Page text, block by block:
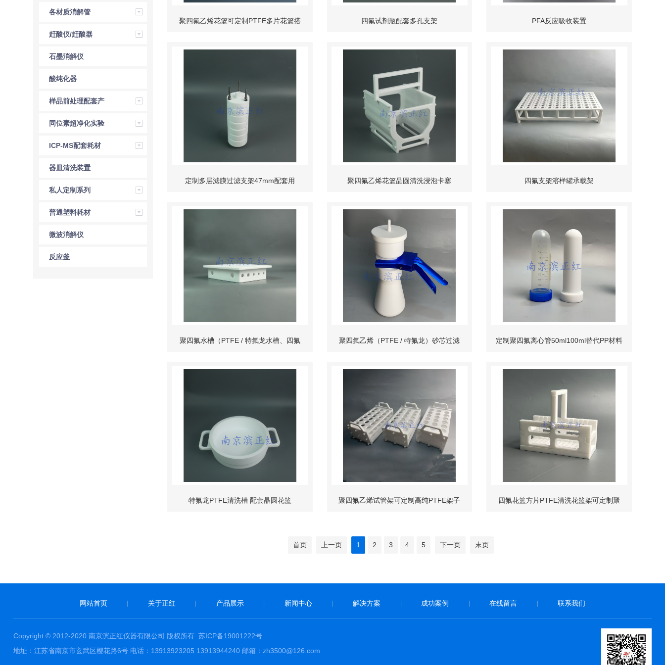
波消解仪内罐
各材质消解管
赶酸仪/赶酸器
石墨消解仪
酸纯化器
样品前处理配套产
品
同位素超净化实验
室服务方案
ICP-MS配套耗材
器皿清洗装置
私人定制系列
普通塑料耗材
微波消解仪
反应釜
聚四氟乙烯花篮可定制PTFE多片花篮搭 四氟试剂瓶配套多孔支架 PFA反应吸收装置
定制多层滤膜过滤支架47mm配套用 聚四氟乙烯花篮晶圆清洗浸泡卡塞 四氟支架溶样罐承载架
聚四氟水槽（PTFE / 特氟龙水槽、四氟 聚四氟乙烯（PTFE / 特氟龙）砂芯过滤 定制聚四氟离心管50ml100ml替代PP材料
特氟龙PTFE清洗槽 配套晶圆花篮 聚四氟乙烯试管架可定制高纯PTFE架子 四氟花篮方片PTFE清洗花篮架可定制聚
首页 上一页 1 2 3 4 5 下一页 末页
网站首页 关于正红 产品展示 新闻中心 解决方案 成功案例 在线留言 联系我们
Copyright © 2012-2020 南京滨正红仪器有限公司 版权所有 苏ICP备19001222号
地址：江苏省南京市玄武区樱花路6号 电话：13913923205 13913944240 邮箱：zh3500@126.com